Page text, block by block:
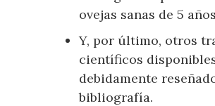
ovejas sanas de 5
Y, por último, otros
científicos
debidamente
bibliografía.